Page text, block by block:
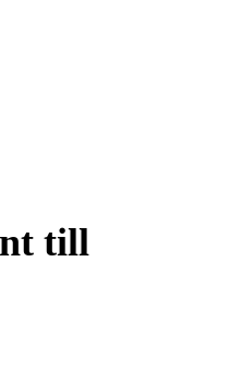
till